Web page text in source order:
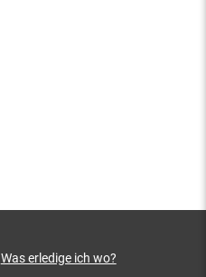
Was erledige ich wo?